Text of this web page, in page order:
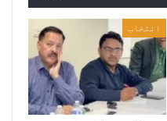
انتخاب